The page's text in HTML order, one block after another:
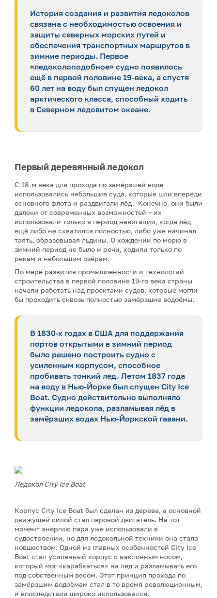
История создания и развития ледоколов
связана с необходимостью освоения и
защиты северных морских путей и
обеспечения транспортных маршрутов в
зимние периоды. Первое
«ледоколоподобное» судно появилось
ещё в первой половине 19-века, а спустя
60 лет на воду был спущен ледокол
арктического класса, способный ходить
в Северном ледовитом океане.
Первый деревянный ледокол
С 18-м века для прохода по замёрзшей воде
использовались небольшие суда, которые шли впереди
основного флота и раздвигали лёд. Конечно, они были
далеки от современных возможностей – их
использовали только в период навигации, когда лёд
ещё либо не схватился полностью, либо уже начинал
таять, образовывая льдины. О хождении по морю в
зимний период не было и речи, ходили только по
рекам и небольшим озёрам.
По мере развития промышленности и технологий
строительства в первой половине 19-го века страны
начали работать над проектами судов, которые могли
бы проходить сквозь полностью замёрзшие водоёмы.
В 1830-х годах в США для поддержания
портов открытыми в зимний период
было решено построить судно с
усиленным корпусом, способное
пробивать тонкий лед. Летом 1837 года
на воду в Нью-Йорке был спущен City Ice
Boat. Судно действительно выполняло
функции ледокола, разламывая лёд в
замёрзших водах Нью-Йоркской гавани.
Ледокол City Ice Boat
Корпус City Ice Boat был сделан из дерева, а основной
движущей силой стал паровой двигатель. На тот
момент энергию пара уже использовали в
судостроении, но для ледокольной техники она стала
новшеством. Одной из главных особенностей City Ice
Boat стал усиленный корпус с наклонным носом,
который мог «карабкаться» на лёд и разламывать его
под собственным весом. Этот принцип прохода по
замёрзшим водоёмам стал в то время революционным,
и впоследствии широко использовался.